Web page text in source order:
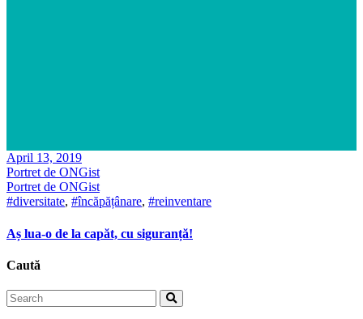
April 13, 2019
Portret de ONGist
Portret de ONGist
#diversitate, #încăpățânare, #reinventare
Aș lua-o de la capăt, cu siguranță!
Caută
Search
for: